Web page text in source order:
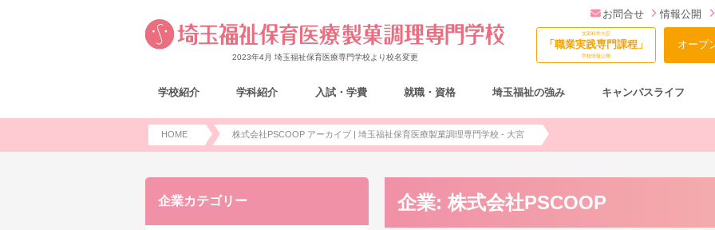
2023年4月 埼玉福祉保育医療専門学校より校名変更
お問合せ 情報公開
文部科学大臣
「職業実践専門課程」
学校情報公開
オープ
学校紹介 学科紹介 入試・学費 就職・資格 埼玉福祉の強み キャンパスライフ
HOME 株式会社PSCOOP アーカイブ | 埼玉福祉保育医療製菓調理専門学校 - 大宮
企業: 株式会社PSCOOP
企業カテゴリー